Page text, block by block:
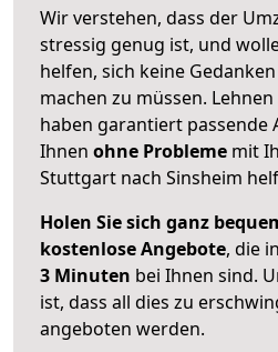
Wir verstehen, dass der
stressig genug ist, und
helfen, sich keine
machen zu müssen.
haben garantiert passende
Ihnen ohne Probleme mit
Stuttgart nach Sinsheim
Holen Sie sich ganz
kostenlose Angebote, die
3 Minuten bei Ihnen sind.
ist, dass all dies zu
angeboten werden.